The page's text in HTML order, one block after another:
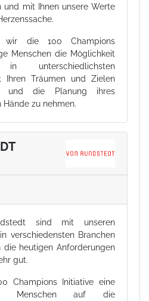
und mit Ihnen unsere Werte
wir die 100 Champions
Menschen die Möglichkeit
unterschiedlichsten
Ihren Träumen und Zielen
und die Planung ihres
Hände zu nehmen.
sind mit unseren
verschiedensten Branchen
die heutigen Anforderungen
gut.
Champions Initiative eine
Menschen auf die